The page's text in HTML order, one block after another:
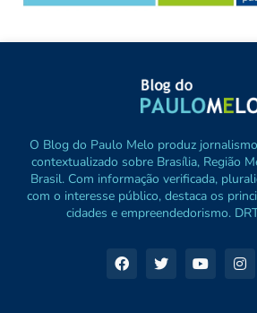
O Blog do Paulo Melo produz
contextualizado sobre Brasília, Região
Brasil. Com informação verificada,
com o interesse público, destaca os
cidades e empreendedorismo.